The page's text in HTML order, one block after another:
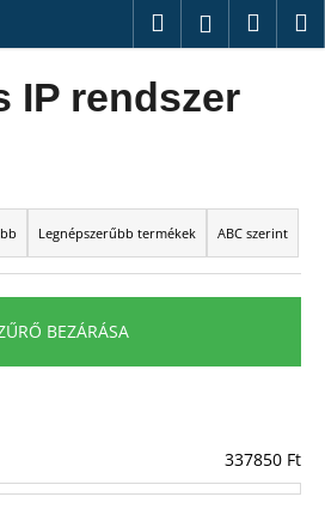
Keresés Kosár
IP rendszer
Legnépszerűbb termékek ABC szerint
BEZÁRÁSA
337850 Ft